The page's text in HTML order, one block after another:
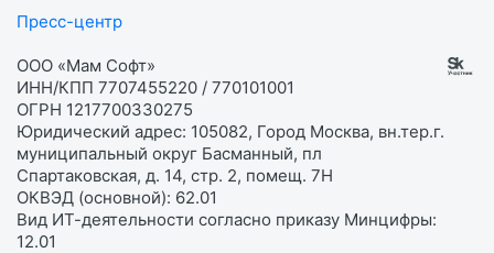
Пресс-центр
ООО «Мам Софт»
ИНН/КПП 7707455220 / 770101001
ОГРН 1217700330275
Юридический адрес: 105082, Город Москва, вн.тер.г.
муниципальный округ Басманный, пл
Спартаковская, д. 14, стр. 2, помещ. 7Н
ОКВЭД (основной): 62.01
Вид ИТ-деятельности согласно приказу Минцифры:
12.01